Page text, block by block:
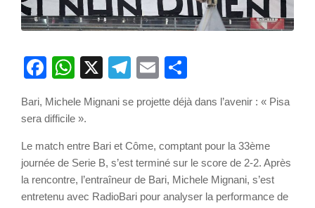
Facebook
WhatsApp
X Telegram
Email
Bari, Michele Mignani se projette déjà dans l’avenir : « Pisa
sera difficile ».
Le match entre Bari et Côme, comptant pour la 33ème
journée de Serie B, s’est terminé sur le score de 2-2. Après
la rencontre, l’entraîneur de Bari, Michele Mignani, s’est
entretenu avec RadioBari pour analyser la performance de